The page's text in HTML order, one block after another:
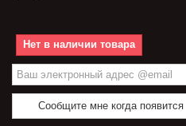
Нет в наличии товара
Сообщите мне когда появится